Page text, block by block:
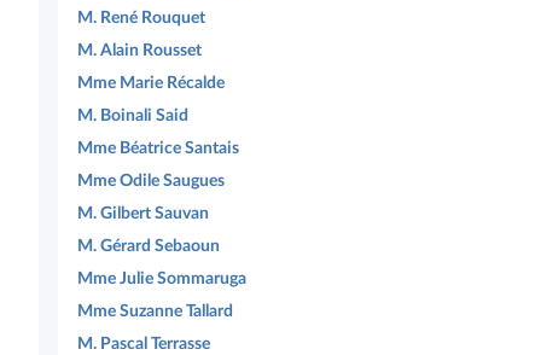
M. René Rouquet
M. Alain Rousset
Mme Marie Récalde
M. Boinali Said
Mme Béatrice Santais
Mme Odile Saugues
M. Gilbert Sauvan
M. Gérard Sebaoun
Mme Julie Sommaruga
Mme Suzanne Tallard
M. Pascal Terrasse